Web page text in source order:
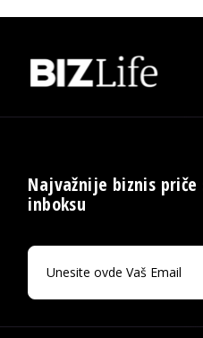
Najvažnije biznis priče
inboksu